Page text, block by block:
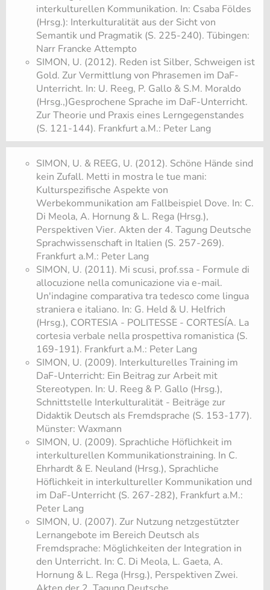
interkulturellen Kommunikation. In: Csaba Földes
(Hrsg.): Interkulturalität aus der Sicht von
Semantik und Pragmatik (S. 225-240). Tübingen:
Narr Francke Attempto
SIMON, U. (2012). Reden ist Silber, Schweigen ist
Gold. Zur Vermittlung von Phrasemen im DaF-
Unterricht. In: U. Reeg, P. Gallo & S.M. Moraldo
(Hrsg.,)Gesprochene Sprache im DaF-Unterricht.
Zur Theorie und Praxis eines Lerngegenstandes
(S. 121-144). Frankfurt a.M.: Peter Lang
SIMON, U. & REEG, U. (2012). Schöne Hände sind
kein Zufall. Metti in mostra le tue mani:
Kulturspezifische Aspekte von
Werbekommunikation am Fallbeispiel Dove. In: C.
Di Meola, A. Hornung & L. Rega (Hrsg.),
Perspektiven Vier. Akten der 4. Tagung Deutsche
Sprachwissenschaft in Italien (S. 257-269).
Frankfurt a.M.: Peter Lang
SIMON, U. (2011). Mi scusi, prof.ssa - Formule di
allocuzione nella comunicazione via e-mail.
Un'indagine comparativa tra tedesco come lingua
straniera e italiano. In: G. Held & U. Helfrich
(Hrsg.), CORTESIA - POLITESSE - CORTESÍA. La
cortesia verbale nella prospettiva romanistica (S.
169-191). Frankfurt a.M.: Peter Lang
SIMON, U. (2009). Interkulturelles Training im
DaF-Unterricht: Ein Beitrag zur Arbeit mit
Stereotypen. In: U. Reeg & P. Gallo (Hrsg.),
Schnittstelle Interkulturalität - Beiträge zur
Didaktik Deutsch als Fremdsprache (S. 153-177).
Münster: Waxmann
SIMON, U. (2009). Sprachliche Höflichkeit im
interkulturellen Kommunikationstraining. In C.
Ehrhardt & E. Neuland (Hrsg.), Sprachliche
Höflichkeit in interkultureller Kommunikation und
im DaF-Unterricht (S. 267-282), Frankfurt a.M.:
Peter Lang
SIMON, U. (2007). Zur Nutzung netzgestützter
Lernangebote im Bereich Deutsch als
Fremdsprache: Möglichkeiten der Integration in
den Unterricht. In: C. Di Meola, L. Gaeta, A.
Hornung & L. Rega (Hrsg.), Perspektiven Zwei.